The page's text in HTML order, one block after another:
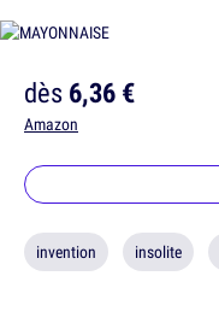
dès6,36 €
Amazon
invention insolite